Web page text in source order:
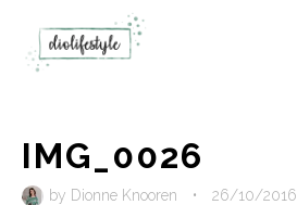
IMG_0026
by Dionne Knooren • 26/10/2016